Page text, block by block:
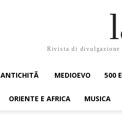
Rivista di divulgazione
ANTICHITÃ MEDIOEVO 500
ORIENTE E AFRICA MUSICA